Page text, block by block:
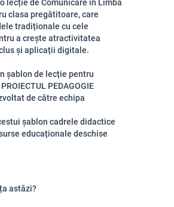
lecție de Comunicare în Limba
clasa pregătitoare, care
tradiționale cu cele
a crește atractivitatea
și aplicații digitale.
șablon de lecție pentru
PEDAGOGIE
de către echipa
șablon cadrele didactice
educaționale deschise
astăzi?